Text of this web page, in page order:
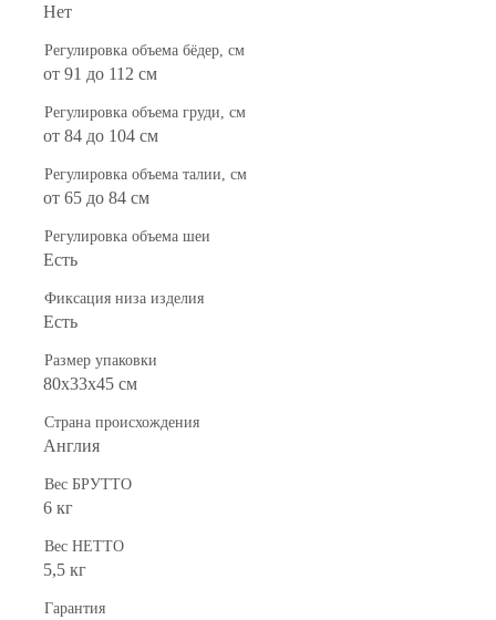
Нет
Регулировка объема бёдер, см
от 91 до 112 см
Регулировка объема груди, см
от 84 до 104 см
Регулировка объема талии, см
от 65 до 84 см
Регулировка объема шеи
Есть
Фиксация низа изделия
Есть
Размер упаковки
80х33х45 см
Страна происхождения
Англия
Вес БРУТТО
6 кг
Вес НЕТТО
5,5 кг
Гарантия